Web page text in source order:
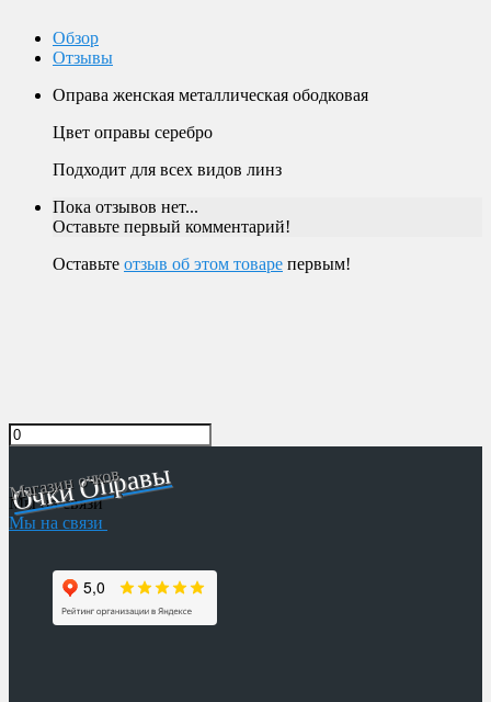
Обзор
Отзывы
Оправа женская металлическая ободковая
Цвет оправы серебро
Подходит для всех видов линз
Пока отзывов нет...
Оставьте первый комментарий!
Оставьте отзыв об этом товаре первым!
Очки Оправы
Магазин очков
Мы на связи
Мы на связи